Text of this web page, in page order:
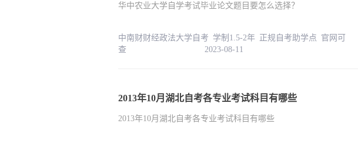
华中农业大学自学考试毕业论文题目要怎么选择？
中南财财经政法大学自考 学制1.5-2年 正规自考助学点 官网可
查 2023-08-11
2013年10月湖北自考各专业考试科目有哪些
2013年10月湖北自考各专业考试科目有哪些